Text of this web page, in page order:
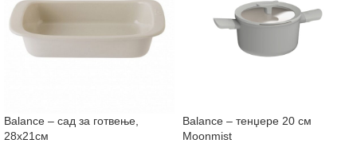
Balance – сад за готвење,
28х21см
Balance – тенџере 20 см
Moonmist